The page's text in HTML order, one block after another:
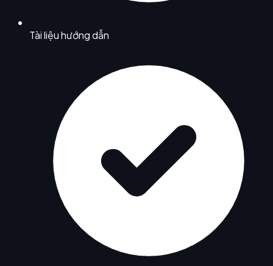
Tài liệu hướng dẫn